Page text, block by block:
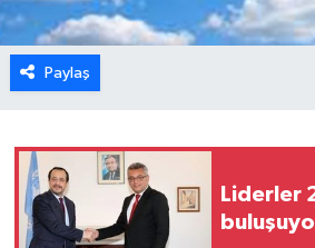
Paylaş
Liderler
İÇ HABERLER
KÜLTÜR SANAT
LEFKOŞA
MAGAZİN